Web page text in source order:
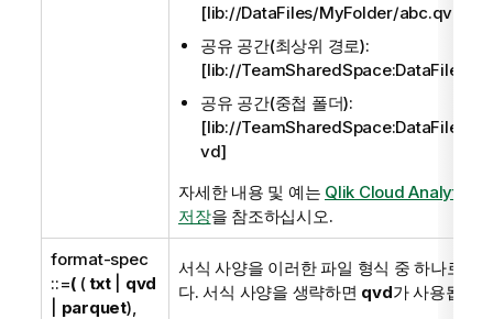
[lib://DataFiles/MyFolder/abc.qvd]
공유 공간(최상위 경로):
[lib://TeamSharedSpace:DataFiles/
공유 공간(중첩 폴더):
[lib://TeamSharedSpace:DataFiles/
vd]
자세한 내용 및 예는 Qlik Cloud Analytics
저장을 참조하십시오.
format-spec
::=( (txt| qvd
parquet),
서식 사양을 이러한 파일 형식 중 하나로 설
다. 서식 사양을 생략하면 qvd가 사용됩니